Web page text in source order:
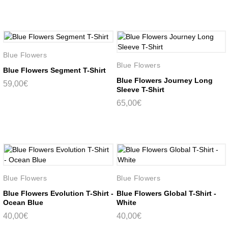
Blue Flowers
Blue Flowers Segment T-Shirt
59,00€
Blue Flowers
Blue Flowers Journey Long
Sleeve T-Shirt
65,00€
Blue Flowers
Blue Flowers Evolution T-Shirt -
Ocean Blue
40,00€
Blue Flowers
Blue Flowers Global T-Shirt -
White
40,00€